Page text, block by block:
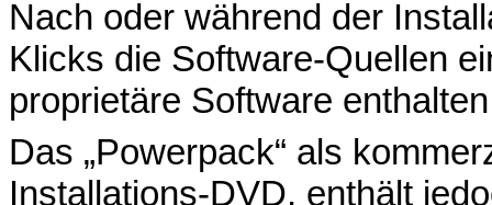
Nach oder während der
Klicks die Software-Quellen
proprietäre Software
Das „Powerpack“ als
Installations-DVD, enthält